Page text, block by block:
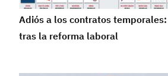
Adiós a los contratos
tras la reforma laboral